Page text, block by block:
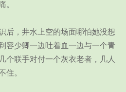
。
后，井水上空的场面哪怕她没想
容少卿一边吐着血一边与一个青
个联手对付一个灰衣老者，几人
住。